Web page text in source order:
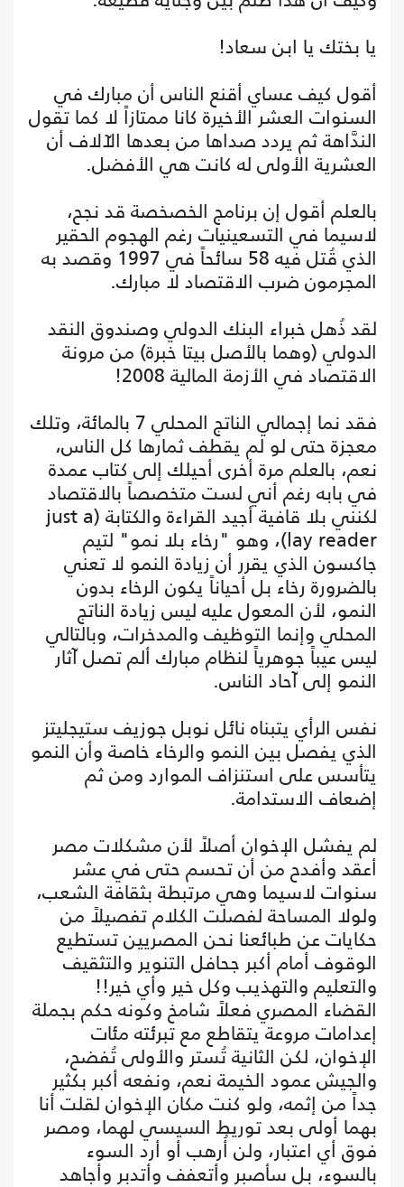
يا بختك يا ابن سعاد!
أقول كيف عساي أقنع الناس أن مبارك في
السنوات العشر الأخيرة كانا ممتازاً لا كما تقول
الندَّاهة ثم يردد صداها من بعدها الآلاف أن
العشرية الأولى له كانت هي الأفضل.
بالعلم أقول إن برنامج الخصخصة قد نجح،
لاسيما في التسعينيات رغم الهجوم الحقير
الذي قُتل فيه 58 سائحاً في 1997 وقصد به
المجرمون ضرب الاقتصاد لا مبارك.
لقد ذُهل خبراء البنك الدولي وصندوق النقد
الدولي (وهما بالأصل بيتا خبرة) من مرونة
الاقتصاد في الأزمة المالية 2008!
فقد نما إجمالي الناتج المحلي 7 بالمائة، وتلك
معجزة حتى لو لم يقطف ثمارها كل الناس،
نعم، بالعلم مرة أخرى أحيلك إلى كتاب عمدة
في بابه رغم أني لست متخصصاً بالاقتصاد
لكنني بلا قافية أجيد القراءة والكتابة (just a
lay reader)، وهو "رخاء بلا نمو" لتيم
جاكسون الذي يقرر أن زيادة النمو لا تعني
بالضرورة رخاء بل أحياناً يكون الرخاء بدون
النمو، لأن المعول عليه ليس زيادة الناتج
المحلي وإنما التوظيف والمدخرات، وبالتالي
ليس عيباً جوهرياً لنظام مبارك ألم تصل آثار
النمو إلى آحاد الناس.
نفس الرأي يتبناه نائل نوبل جوزيف ستيجليتز
الذي يفصل بين النمو والرخاء خاصة وأن النمو
يتأسس على استنزاف الموارد ومن ثم
إضعاف الاستدامة.
لم يفشل الإخوان أصلاً لأن مشكلات مصر
أعقد وأفدح من أن تحسم حتى في عشر
سنوات لاسيما وهي مرتبطة بثقافة الشعب،
ولولا المساحة لفصلت الكلام تفصيلاً من
حكايات عن طبائعنا نحن المصريين تستطيع
الوقوف أمام أكبر جحافل التنوير والتثقيف
والتعليم والتهذيب وكل خير وأي خير!!
القضاء المصري فعلاً شامخ وكونه حكم بجملة
إعدامات مروعة يتقاطع مع تبرئته مئات
الإخوان، لكن الثانية تُستر والأولى تُفضح،
والجيش عمود الخيمة نعم، ونفعه أكبر بكثير
جداً من إثمه، ولو كنت مكان الإخوان لقلت أنا
بهما أولى بعد توريط السيسي لهما، ومصر
فوق أي اعتبار، ولن أُرهب أو أرد السوء
بالسوء، بل سأصبر وأتعفف وأتدبر وأجاهد